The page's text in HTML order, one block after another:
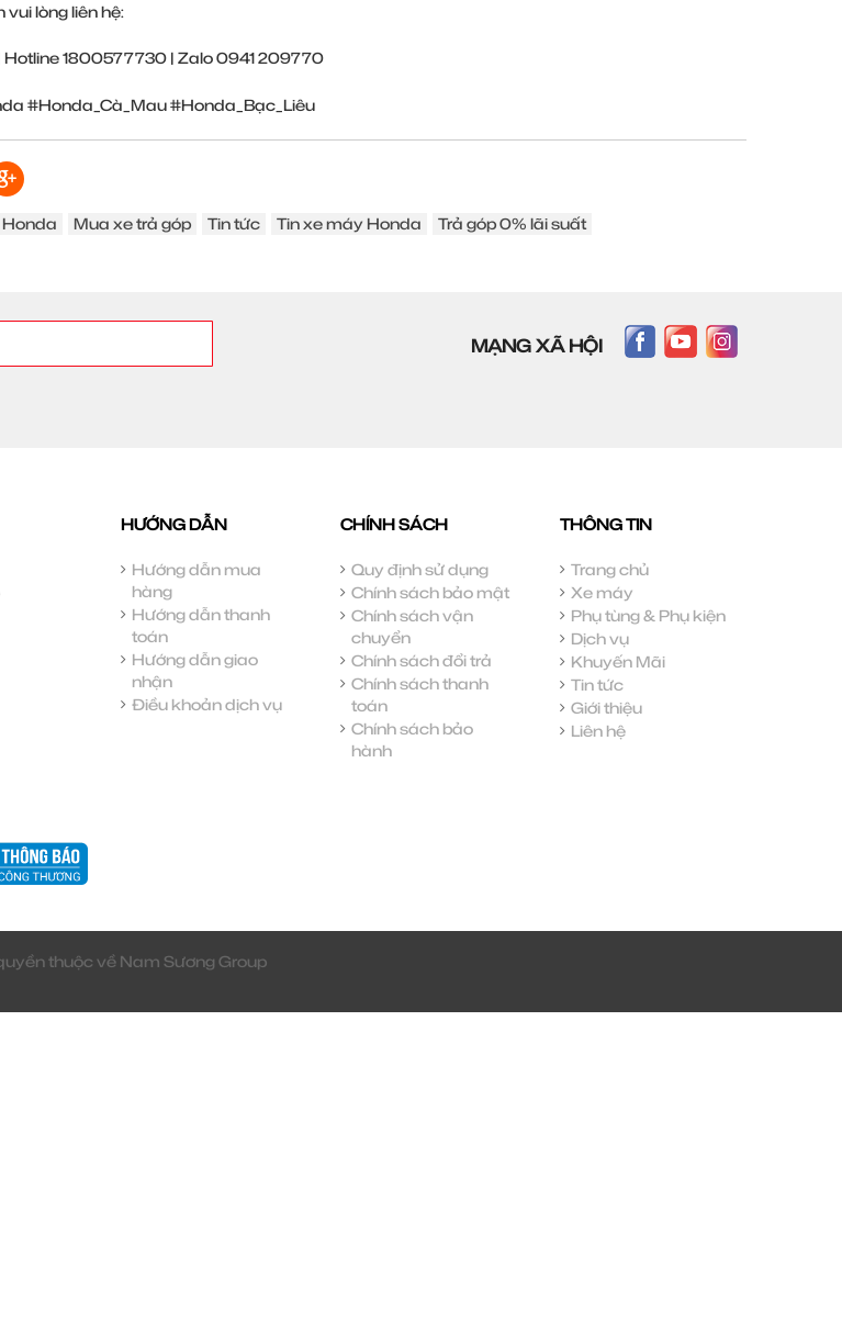
vui lòng liên hệ:
Hotline 1800577730 | Zalo 0941 209770
#Honda_Cà_Mau#Honda_Bạc_Liêu
Honda Mua xe trả góp Tin tức Tin xe máy Honda Trả góp 0% lãi suất
MẠNG XÃ HỘI
HƯỚNG DẪN
Hướng dẫn mua
hàng
Hướng dẫn thanh
toán
Hướng dẫn giao
nhận
Điều khoản dịch vụ
CHÍNH SÁCH
Quy định sử dụng
Chính sách bảo mật
Chính sách vận
chuyển
Chính sách đổi trả
Chính sách thanh
toán
Chính sách bảo
hành
THÔNG TIN
Trang chủ
Xe máy
Phụ tùng & Phụ kiện
Dịch vụ
Khuyến Mãi
Tin tức
Giới thiệu
Liên hệ
thuộc về Nam Sương Group